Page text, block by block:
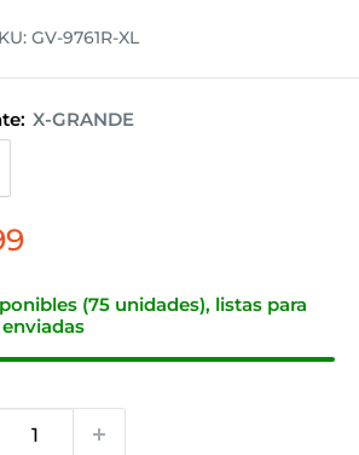
GV-9761R-XL
X-GRANDE
(75 unidades), listas para